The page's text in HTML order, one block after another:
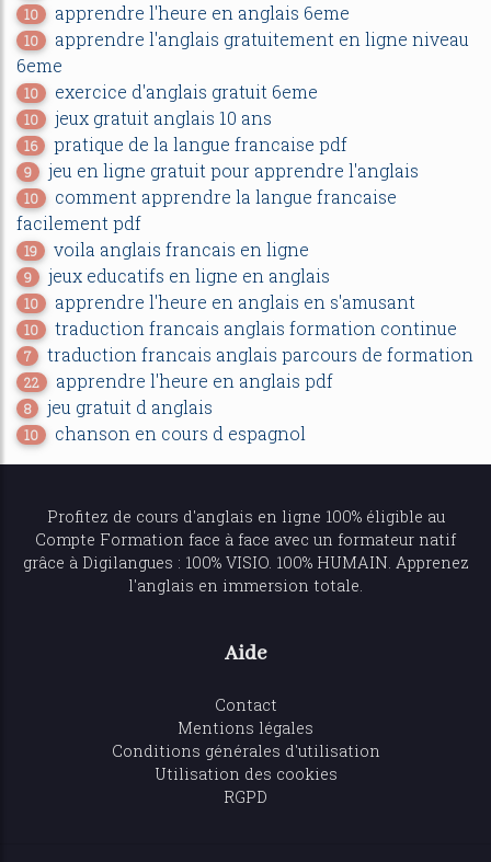
10 apprendre l'heure en anglais 6eme
10
apprendre l'anglais gratuitement en ligne niveau
6eme
10 exercice d'anglais gratuit 6eme
10 jeux gratuit anglais 10 ans
16 pratique de la langue francaise pdf
9 jeu en ligne gratuit pour apprendre l'anglais
10
comment apprendre la langue francaise
facilement pdf
19 voila anglais francais en ligne
9 jeux educatifs en ligne en anglais
10 apprendre l'heure en anglais en s'amusant
10 traduction francais anglais formation continue
7 traduction francais anglais parcours de formation
22 apprendre l'heure en anglais pdf
8 jeu gratuit d anglais
10 chanson en cours d espagnol
Profitez de cours d'anglais en ligne 100% éligible au
Compte Formation face à face avec un formateur natif
grâce à Digilangues : 100% VISIO. 100% HUMAIN. Apprenez
l'anglais en immersion totale.
Aide
Contact
Mentions légales
Conditions générales d'utilisation
Utilisation des cookies
RGPD